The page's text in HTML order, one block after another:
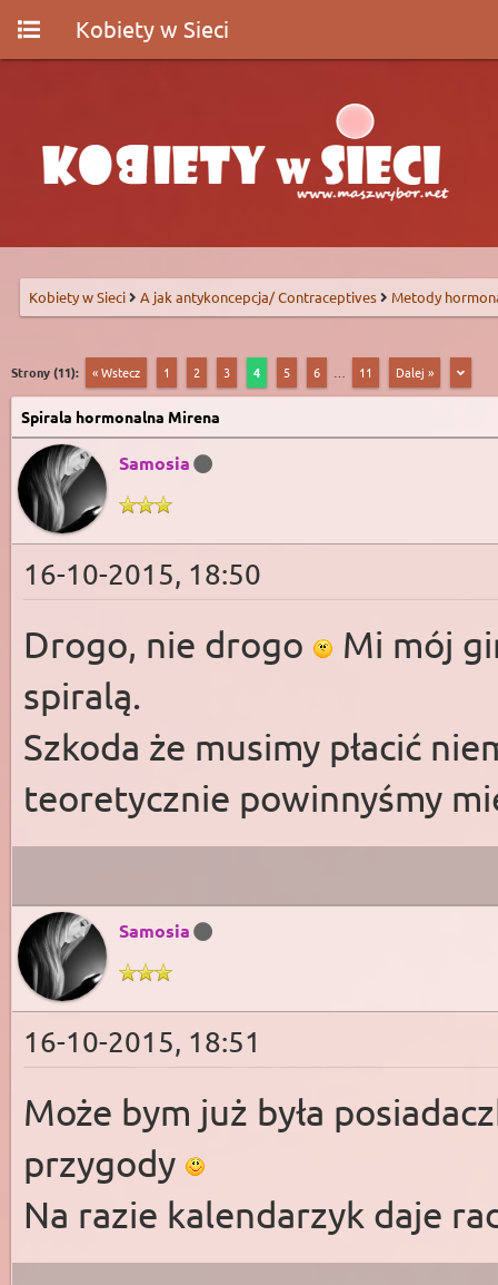
Kobiety w Sieci
Kobiety w Sieci A jak antykoncepcja/ Contraceptives Metody
Strony (11): « Wstecz 1 2 3 4 5 6 11 Dalej »
Spirala hormonalna Mirena
Samosia
16-10-2015, 18:50
Drogo, nie drogo
Mi mój
spiralą.
Szkoda że musimy płacić
teoretycznie powinnyśmy
Samosia
16-10-2015, 18:51
Może bym już była
przygody
Na razie kalendarzyk daje